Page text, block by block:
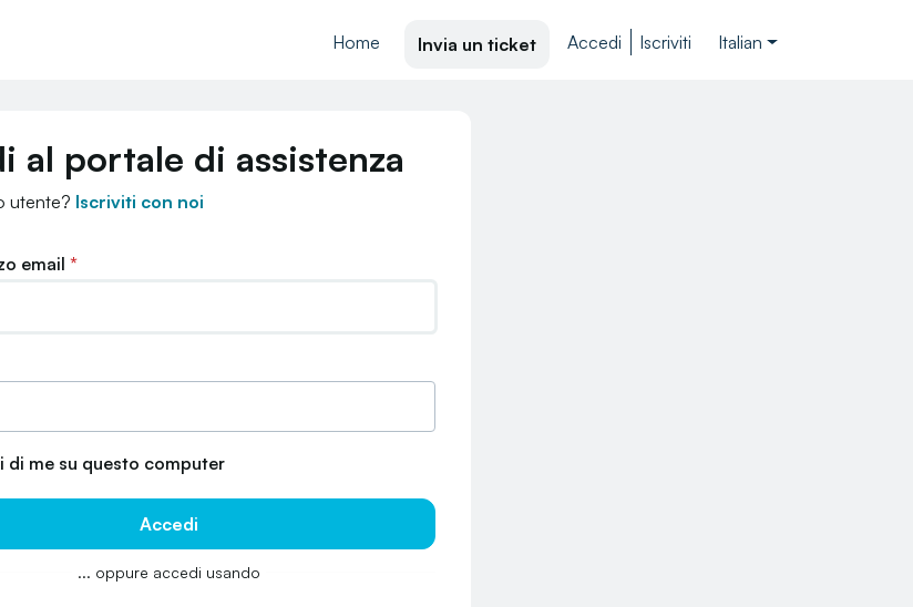
Home
Invia un ticket Accedi Iscriviti Italian
al portale di assistenza
utente? Iscriviti con noi
email *
di me su questo computer
Accedi
... oppure accedi usando